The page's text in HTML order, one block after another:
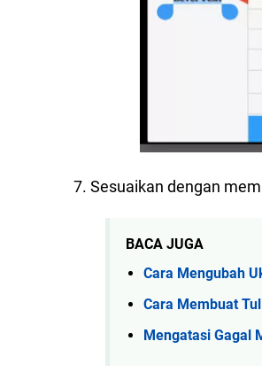
7. Sesuaikan dengan
BACA JUGA
Cara Mengubah
Cara Membuat
Mengatasi Gagal